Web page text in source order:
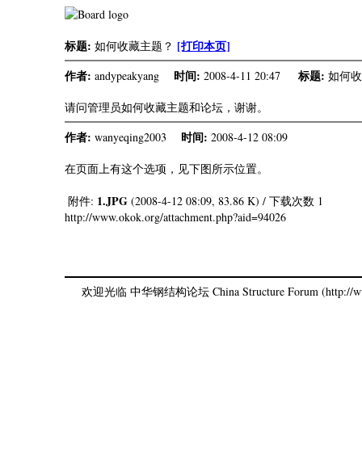
标题: 如何收藏主题？ [打印本页]
作者: andypeakyang 时间: 2008-4-11 20:47 标题: 如何
请问管理员如何收藏主题和论坛，谢谢。
作者: wanyeqing2003 时间: 2008-4-12 08:09
在页面上有这个选项，见下图所示位置。
附件: 1.JPG (2008-4-12 08:09, 83.86 K) / 下载次数 1
http://www.okok.org/attachment.php?aid=94026
欢迎光临 中华钢结构论坛 China Structure Forum (http://